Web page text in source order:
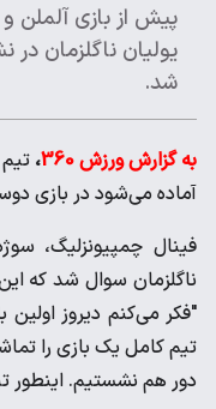
پیش از بازی آلملن
یولیان ناگلزمان
شد.
به گزارش ورزش 360 ،
آماده می‌شود در بازی
فینال چمپیونزلیگ،
ناگلزمان سوال شد که
"فکر می‌کنم دیروز اولین
تیم کامل یک بازی را
دور هم نشستیم. اینطور